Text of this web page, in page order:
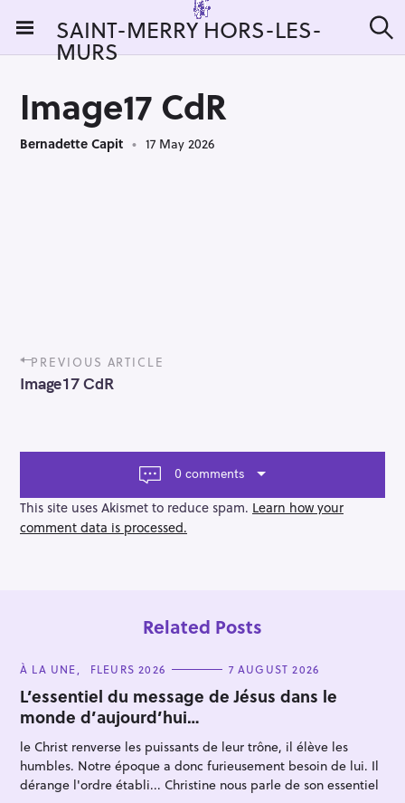
i
SAINT-MERRY HORS-LES-
MURS e
Image17 CdR
Bernadette Capit 17 May 2026
P
o
s
a
g
a
t
PREVIOUS ARTICLE
Image17 CdR
0 comments
This site uses Akismet to reduce spam. Learn how your
comment data is processed.
Related Posts
C
T
E
G
O
R
I
E
S
À LA UNE FLEURS 2026 7 AUGUST 2026
L’essentiel du message de Jésus dans le
monde d’aujourd’hui…
le Christ renverse les puissants de leur trône, il élève les
humbles. Notre époque a donc furieusement besoin de lui. Il
dérange l'ordre établi... Christine nous parle de son essentiel